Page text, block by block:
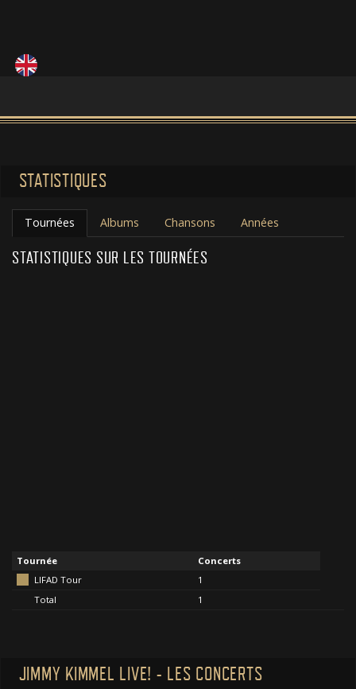
STATISTIQUES
Tournées Albums Chansons Années
STATISTIQUES SUR LES TOURNÉES
Tournée
Concerts
LIFAD Tour
1
Total
1
JIMMY KIMMEL LIVE! - LES CONCERTS